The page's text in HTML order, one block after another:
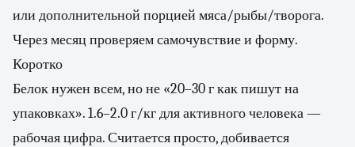
или дополнительной порцией мяса/рыбы/творога.
Через месяц проверяем самочувствие и форму.
Коротко
Белок нужен всем, но не «20–30 г как пишут на
упаковках». 1.6–2.0 г/кг для активного человека —
рабочая цифра. Считается просто, добивается